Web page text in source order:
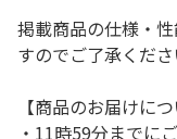
掲載商品の仕様・
すのでご了承くださ
【商品のお届けにつ
・11時59分までに